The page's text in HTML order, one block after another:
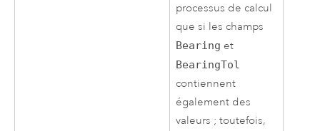
processus de calcul
que si les champs
Bearing et
BearingTol
contiennent
également des
valeurs ; toutefois,